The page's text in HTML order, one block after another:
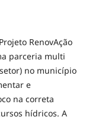
RenovAção
parceria multi
no município
e
na correta
hídricos. A